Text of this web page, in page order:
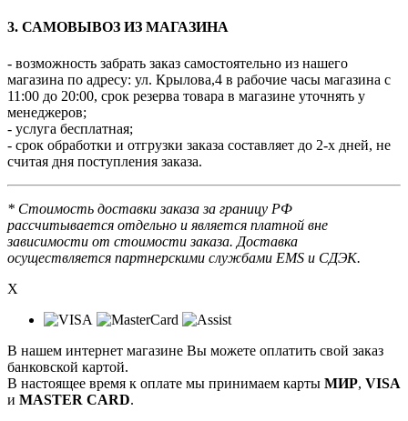
3. САМОВЫВОЗ ИЗ МАГАЗИНА
- возможность забрать заказ самостоятельно из нашего
магазина по адресу: ул. Крылова,4 в рабочие часы магазина с
11:00 до 20:00, срок резерва товара в магазине уточнять у
менеджеров;
- услуга бесплатная;
- срок обработки и отгрузки заказа составляет до 2-х дней, не
считая дня поступления заказа.
* Стоимость доставки заказа за границу РФ
рассчитывается отдельно и является платной вне
зависимости от стоимости заказа. Доставка
осуществляется партнерскими службами EMS и СДЭК.
X
В нашем интернет магазине Вы можете оплатить свой заказ
банковской картой.
В настоящее время к оплате мы принимаем карты МИР, VISA
и MASTER CARD.